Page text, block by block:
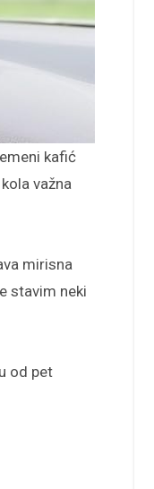
važna
mirisna
stavim neki
od pet